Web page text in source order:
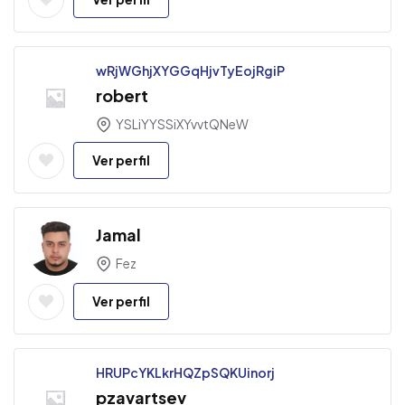
wRjWGhjXYGGqHjvTyEojRgiP
robert
YSLiYYSSiXYvvtQNeW
Ver perfil
Jamal
Fez
Ver perfil
HRUPcYKLkrHQZpSQKUinorj
pzavartsev